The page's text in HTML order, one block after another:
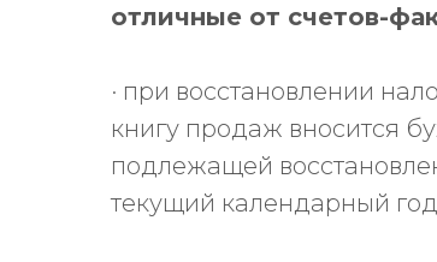
отличные от счетов-
· при восстановлении
книгу продаж вносится
подлежащей
текущий календарный